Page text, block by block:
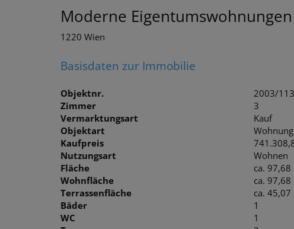
Moderne
1220 Wien
Basisdaten zur Immobilie
Objektnr.
2003/
Zimmer
3
Vermarktungsart
Kauf
Objektart
Wohnung
Kaufpreis
Nutzungsart
Wohnen
Fläche
ca. 97,68
Wohnfläche ca. 97,68
Terrassenfläche ca. 45,07
Bäder
1
WC
1